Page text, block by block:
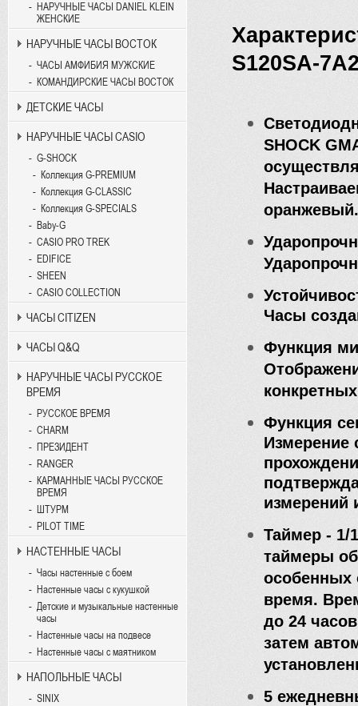
S120SA-
SHOCK
оранжевый.
Часы
Функция
Функция
Измерение
измерений
Таймер - 1/
таймеры
особенных
время.
до 24
затем
5
НАРУЧНЫЕ ЧАСЫ DANIEL KLEIN
ЖЕНСКИЕ
НАРУЧНЫЕ ЧАСЫ ВОСТОК
ЧАСЫ АМФИБИЯ МУЖСКИЕ
КОМАНДИРСКИЕ ЧАСЫ ВОСТОК
ДЕТСКИЕ ЧАСЫ
НАРУЧНЫЕ ЧАСЫ CASIO
G-SHOCK
Коллекция G-PREMIUM
Коллекция G-CLASSIC
Коллекция G-SPECIALS
Baby-G
CASIO PRO TREK
EDIFICE
SHEEN
CASIO COLLECTION
ЧАСЫ CITIZEN
ЧАСЫ Q&Q
НАРУЧНЫЕ ЧАСЫ РУССКОЕ
ВРЕМЯ
РУССКОЕ ВРЕМЯ
CHARM
ПРЕЗИДЕНТ
RANGER
КАРМАННЫЕ ЧАСЫ РУССКОЕ
ВРЕМЯ
ШТУРМ
PILOT TIME
НАСТЕННЫЕ ЧАСЫ
Часы настенные с боем
Настенные часы с кукушкой
Детские и музыкальные настенные
часы
Настенные часы на подвесе
Настенные часы с маятником
НАПОЛЬНЫЕ ЧАСЫ
SINIX